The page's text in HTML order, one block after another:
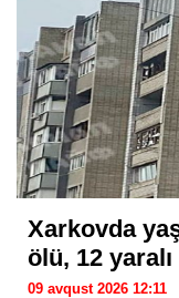
Xarkovda
ölü, 12 yaralı
09 avqust 2026 12:11